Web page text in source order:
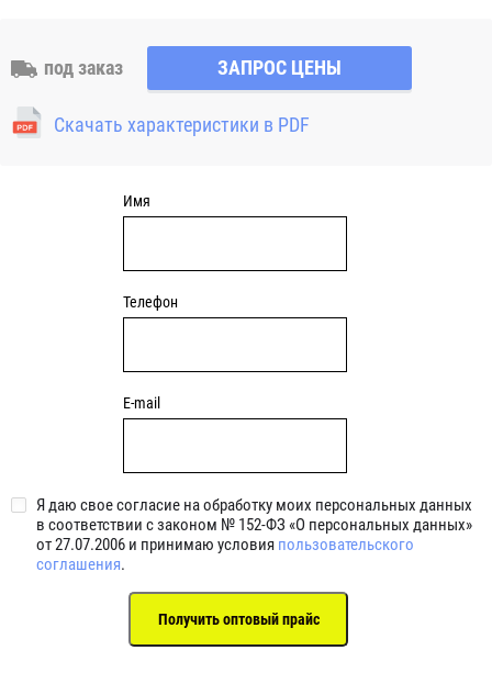
обозначением 2RS 2RS1 2RSH 2RSR имеют с обеих сторон
контактные уплотнения из бутадиен-нитрильного каучука
(NBR) и пригодны для средних частот вращения. Также
поставляются подшипники с бесконтактными
под заказ ЗАПРОС ЦЕНЫ
Скачать характеристики в PDF
Имя
Телефон
E-mail
Я даю свое согласие на обработку моих персональных данных
в соответствии с законом № 152-ФЗ «О персональных данных»
от 27.07.2006 и принимаю условия пользовательского
соглашения.